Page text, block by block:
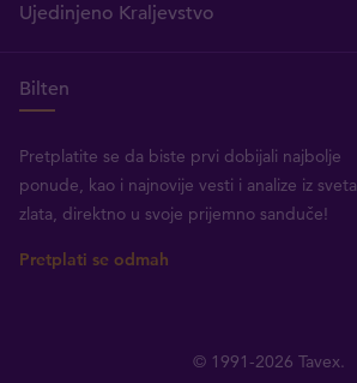
Ujedinjeno Kraljevstvo
Bilten
Pretplatite se da biste prvi dobijali najbolje
ponude, kao i najnovije vesti i analize iz sveta
zlata, direktno u svoje prijemno sanduče!
Pretplati se odmah
© 1991-2026 Tavex.